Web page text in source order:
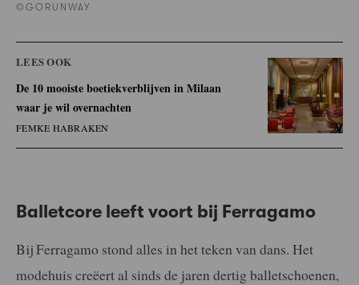
©GORUNWAY
LEES OOK
De 10 mooiste boetiekverblijven in Milaan
waar je wil overnachten
FEMKE HABRAKEN
Balletcore leeft voort bij Ferragamo
Bij Ferragamo stond alles in het teken van dans. Het
modehuis creëert al sinds de jaren dertig balletschoenen,